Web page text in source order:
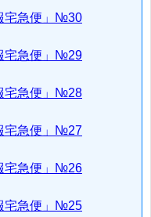
宅急便」№30
宅急便」№29
宅急便」№28
宅急便」№27
宅急便」№26
宅急便」№25